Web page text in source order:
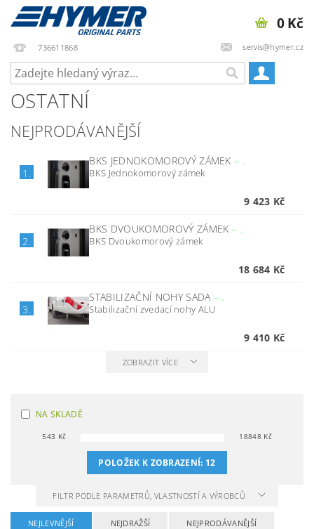
736611868 servis@hymer.cz
0 Kč
OSTATNÍ
NEJPRODÁVANĚJŠÍ
1.
BKS JEDNOKOMOROVÝ ZÁMEK– .
BKS Jednokomorový zámek
9 423 Kč
2.
BKS DVOUKOMOROVÝ ZÁMEK – .
BKS Dvoukomorový zámek
18 684 Kč
3.
STABILIZAČNÍ NOHY SADA – .
Stabilizační zvedací nohy ALU
9 410 Kč
ZOBRAZIT VÍCE
NA SKLADĚ
543 Kč 18848 Kč
POLOŽEK K ZOBRAZENÍ: 12
FILTR PODLE PARAMETRŮ, VLASTNOSTÍ A VÝROBCŮ
NEJLEVNĚJŠÍ NEJDRAŽŠÍ NEJPRODÁVANĚJŠÍ